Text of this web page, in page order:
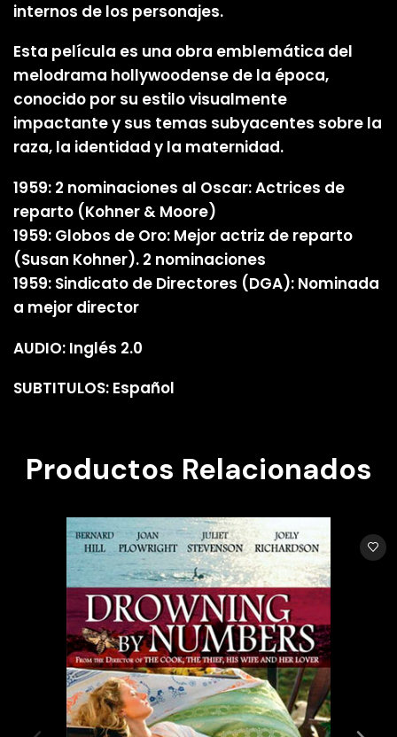
internos de los personajes.
Esta película es una obra emblemática del
melodrama hollywoodense de la época,
conocido por su estilo visualmente
impactante y sus temas subyacentes sobre la
raza, la identidad y la maternidad.
1959: 2 nominaciones al Oscar: Actrices de
reparto (Kohner & Moore)
1959: Globos de Oro: Mejor actriz de reparto
(Susan Kohner). 2 nominaciones
1959: Sindicato de Directores (DGA): Nominada
a mejor director
AUDIO: Inglés 2.0
SUBTITULOS: Español
Productos Relacionados